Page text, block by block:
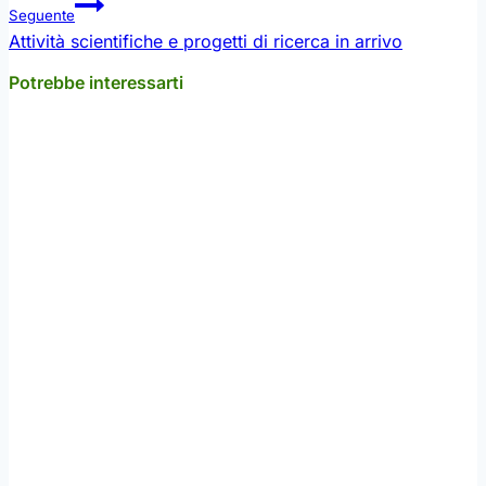
Seguente
Attività scientifiche e progetti di ricerca in arrivo
Potrebbe interessarti